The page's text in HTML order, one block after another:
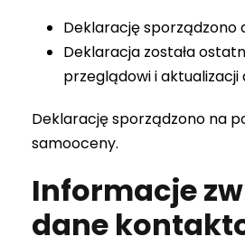
Deklarację sporządzono
Deklaracja została
przeglądowi i
Deklarację sporządzono na
samooceny.
Informacje
dane